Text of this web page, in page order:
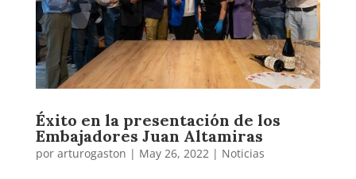
Éxito en la presentación de los
Embajadores Juan Altamiras
por arturogaston | May 26, 2022| Noticias